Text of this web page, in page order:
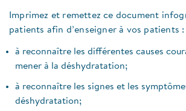
Imprimez et remettez ce document
patients afin d’enseigner à vos patients :
à reconnaître les différentes causes
mener à la déshydratation;
à reconnaître les signes et les
déshydratation;